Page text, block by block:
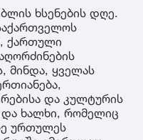
ხსენების დღე.
ქართული
მინდა, ყველას
და კულტურის
ხალხი, რომელიც
ურთულეს